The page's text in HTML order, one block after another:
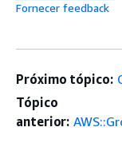
Fornecer feedback
Próximo tópico:
Tópico
anterior: